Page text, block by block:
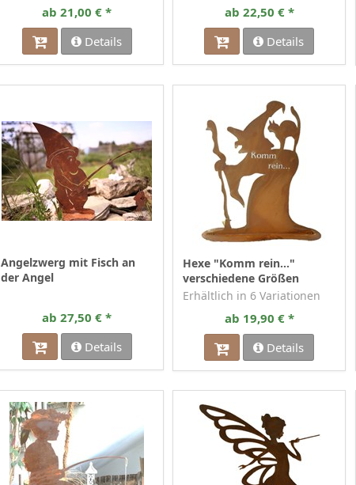
ab 21,00 € *
Details
ab 22,50 € *
Details
Angelzwerg mit Fisch an
der Angel
ab 27,50 € *
Details
Hexe "Komm rein..."
verschiedene Größen
Erhältlich in 6 Variationen
ab 19,90 € *
Details